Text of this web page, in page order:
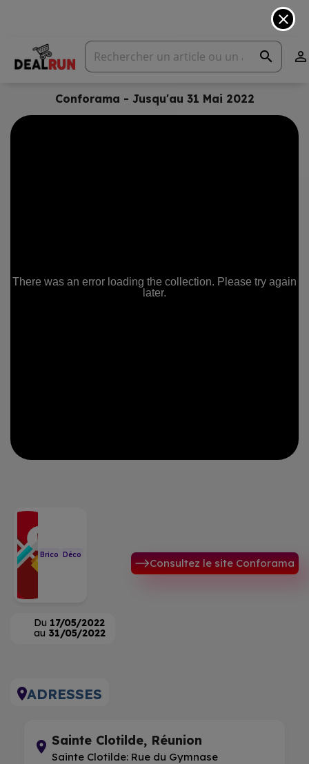
search 
close
Conforama - Jusqu'au 31 Mai 2022
Brico Déco
Du 17/05/2022
au 31/05/2022
Consultez le site Conforama
ADRESSES
Sainte Clotilde, Réunion
Sainte Clotilde: Rue du Gymnase